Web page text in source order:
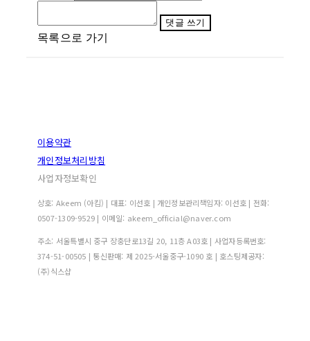
댓글 쓰기
목록으로 가기
이용약관
개인정보처리방침
사업자정보확인
상호: Akeem (아킴) | 대표: 이선호 | 개인정보관리책임자: 이선호 | 전화:
0507-1309-9529 | 이메일: akeem_official@naver.com
주소: 서울특별시 중구 장충단로13길 20, 11층 A03호 | 사업자등록번호:
374-51-00505 | 통신판매: 제 2025-서울중구-1090 호 | 호스팅제공자:
(주)식스샵